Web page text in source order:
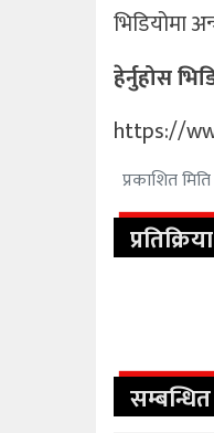
भिडियोमा
हेर्नुहोस
https://
प्रकाशित